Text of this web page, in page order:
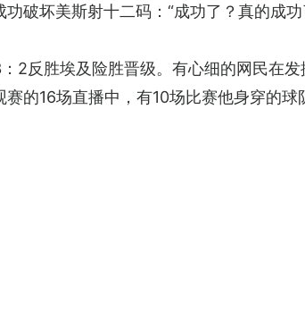
破坏美斯射十二码：“成功了？真的成
2反胜埃及险胜晋级。有心细的网民在
的16场直播中，有10场比赛他身穿的球